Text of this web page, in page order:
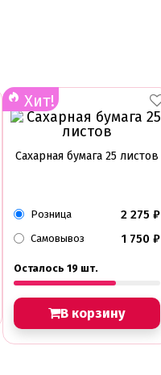
Хит!
Сахарная бумага 25 листов
Розница 2 275 ₽
Самовывоз 1 750 ₽
Осталось 19 шт.
В корзину